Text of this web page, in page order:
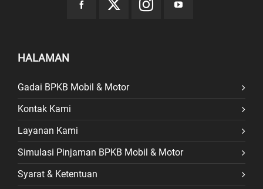
HALAMAN
Gadai BPKB Mobil & Motor
Kontak Kami
Layanan Kami
Simulasi Pinjaman BPKB Mobil & Motor
Syarat & Ketentuan